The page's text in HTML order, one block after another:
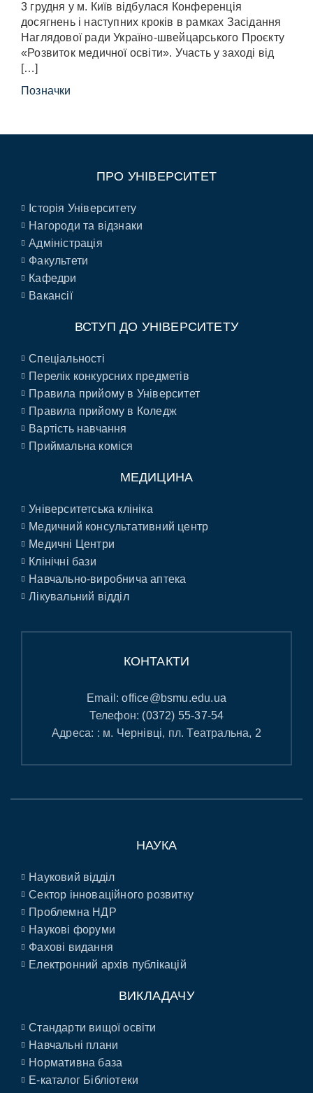
3 грудня у м. Київ відбулася Конференція
досягнень і наступних кроків в рамках Засідання
Наглядової ради Україно-швейцарського Проєкту
«Розвиток медичної освіти». Участь у заході від
[…]
Позначки
ПРО УНІВЕРСИТЕТ
Історія Університету
Нагороди та відзнаки
Адміністрація
Факультети
Кафедри
Вакансії
ВСТУП ДО УНІВЕРСИТЕТУ
Спеціальності
Перелік конкурсних предметів
Правила прийому в Університет
Правила прийому в Коледж
Вартість навчання
Приймальна коміся
МЕДИЦИНА
Університетська клініка
Медичний консультативний центр
Медичні Центри
Клінічні бази
Навчально-виробнича аптека
Лікувальний відділ
КОНТАКТИ
Email:office@bsmu.edu.ua
Телефон: (0372) 55-37-54
Адреса: : м. Чернівці, пл. Театральна, 2
НАУКА
Науковий відділ
Сектор інноваційного розвитку
Проблемна НДР
Наукові форуми
Фахові видання
Електронний архів публікацій
ВИКЛАДАЧУ
Стандарти вищої освіти
Навчальні плани
Нормативна база
E-каталог Бібліотеки